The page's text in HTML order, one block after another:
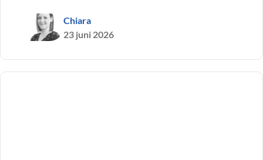
Chiara
23 juni 2026